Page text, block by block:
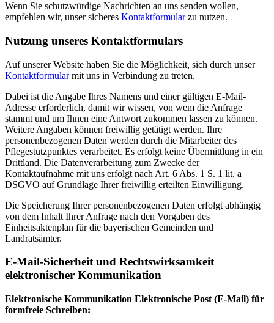
Wenn Sie schutzwürdige Nachrichten an uns senden wollen,
empfehlen wir, unser sicheres Kontaktformularzu nutzen.
Nutzung unseres Kontaktformulars
Auf unserer Website haben Sie die Möglichkeit, sich durch unser
Kontaktformularmit uns in Verbindung zu treten.
Dabei ist die Angabe Ihres Namens und einer gültigen E-Mail-
Adresse erforderlich, damit wir wissen, von wem die Anfrage
stammt und um Ihnen eine Antwort zukommen lassen zu können.
Weitere Angaben können freiwillig getätigt werden. Ihre
personenbezogenen Daten werden durch die Mitarbeiter des
Pflegestützpunktes verarbeitet. Es erfolgt keine Übermittlung in ein
Drittland. Die Datenverarbeitung zum Zwecke der
Kontaktaufnahme mit uns erfolgt nach Art. 6 Abs. 1 S. 1 lit. a
DSGVO auf Grundlage Ihrer freiwillig erteilten Einwilligung.
Die Speicherung Ihrer personenbezogenen Daten erfolgt abhängig
von dem Inhalt Ihrer Anfrage nach den Vorgaben des
Einheitsaktenplan für die bayerischen Gemeinden und
Landratsämter.
E-Mail-Sicherheit​​ und Rechtswirksamkeit
elektronischer Kommunikation
Elektronische Kommunikation Elektronische Post (E-Mail) für
formfreie Schreiben: